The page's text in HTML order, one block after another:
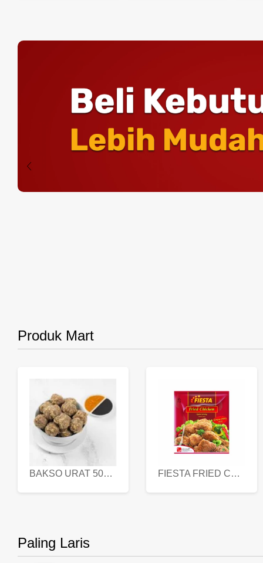
Produk Mart
BAKSO URAT 500 GR FIESTA FRIED CHICKEN 500 GR
Paling Laris